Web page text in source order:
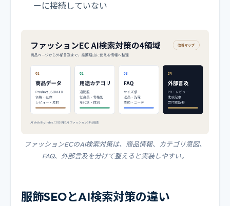
ーに接続していない
ファッションECのAI検索対策は、商品情報、カテゴリ意図、
FAQ、外部言及を分けて整えると実装しやすい。
服飾SEOとAI検索対策の違い